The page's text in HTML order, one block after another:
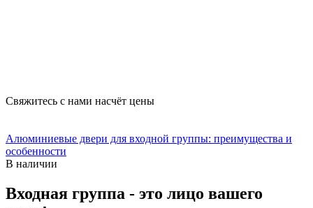
Свяжитесь с нами насчёт цены
Алюминиевые двери для входной группы: преимущества и
особенности
В наличии
Входная группа - это лицо вашего